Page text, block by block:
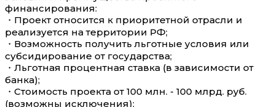
финансирования:
・Проект относится к приоритетной отрасли и
реализуется на территории РФ;
・Возможность получить льготные условия или
субсидирование от государства;
・Льготная процентная ставка (в зависимости от
банка);
・Стоимость проекта от 100 млн. - 100 млрд. руб.
(возможны исключения);